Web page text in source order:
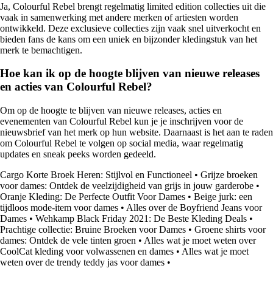
Ja, Colourful Rebel brengt regelmatig limited edition collecties uit die
vaak in samenwerking met andere merken of artiesten worden
ontwikkeld. Deze exclusieve collecties zijn vaak snel uitverkocht en
bieden fans de kans om een uniek en bijzonder kledingstuk van het
merk te bemachtigen.
Hoe kan ik op de hoogte blijven van nieuwe releases
en acties van Colourful Rebel?
Om op de hoogte te blijven van nieuwe releases, acties en
evenementen van Colourful Rebel kun je je inschrijven voor de
nieuwsbrief van het merk op hun website. Daarnaast is het aan te raden
om Colourful Rebel te volgen op social media, waar regelmatig
updates en sneak peeks worden gedeeld.
Cargo Korte Broek Heren: Stijlvol en Functioneel • Grijze broeken
voor dames: Ontdek de veelzijdigheid van grijs in jouw garderobe •
Oranje Kleding: De Perfecte Outfit Voor Dames • Beige jurk: een
tijdloos mode-item voor dames • Alles over de Boyfriend Jeans voor
Dames • Wehkamp Black Friday 2021: De Beste Kleding Deals •
Prachtige collectie: Bruine Broeken voor Dames • Groene shirts voor
dames: Ontdek de vele tinten groen • Alles wat je moet weten over
CoolCat kleding voor volwassenen en dames • Alles wat je moet
weten over de trendy teddy jas voor dames •